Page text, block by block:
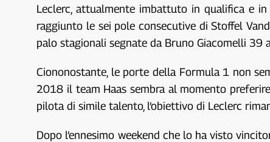
Leclerc, attualmente imbattuto in qualifica e
raggiunto le sei pole consecutive di Stoffel
palo stagionali segnate da Bruno Giacomelli 39
Ciononostante, le porte della Formula 1 non
2018 il team Haas sembra al momento
pilota di simile talento, l’obiettivo di Leclerc
Dopo l’ennesimo weekend che lo ha visto